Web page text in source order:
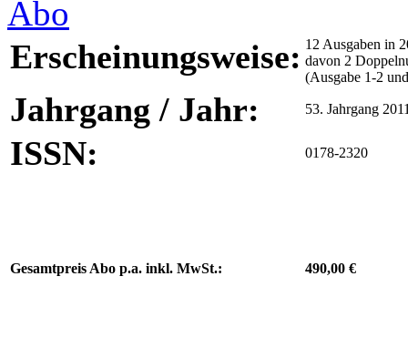
Erscheinungsweise: 12 Ausgaben in
davon 2
(Ausgabe 1-2
Jahrgang / Jahr: 53. Jahrgang
ISSN: 0178-2320
Gesamtpreis Abo p.a. inkl. MwSt.: 490,00 €